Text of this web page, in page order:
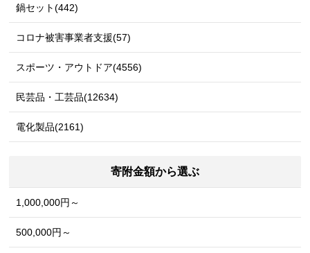
鍋セット(442)
コロナ被害事業者支援(57)
スポーツ・アウトドア(4556)
民芸品・工芸品(12634)
電化製品(2161)
寄附金額から選ぶ
1,000,000円～
500,000円～